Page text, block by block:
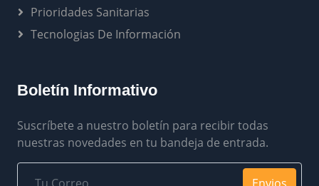
Prioridades Sanitarias
Tecnologias De Información
Boletín Informativo
Suscríbete a nuestro boletín para recibir todas
nuestras novedades en tu bandeja de entrada.